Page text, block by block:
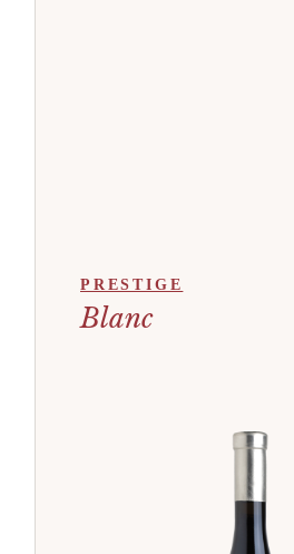
PRESTIGE
Blanc